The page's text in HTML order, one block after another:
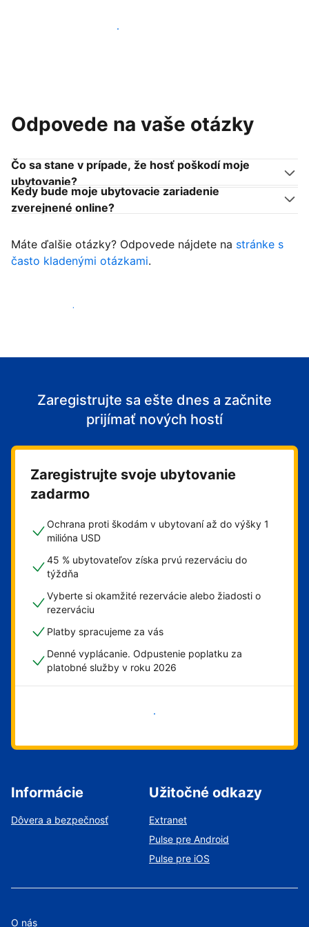
Pridať sa k podobným ubytovateľom
Odpovede na vaše otázky
Čo sa stane v prípade, že hosť poškodí moje
ubytovanie?
Kedy bude moje ubytovacie zariadenie
zverejnené online?
Máte ďalšie otázky? Odpovede nájdete na stránke s
často kladenými otázkami.
Začať prijímať hostí
Zaregistrujte sa ešte dnes a začnite
prijímať nových hostí
Zaregistrujte svoje ubytovanie
zadarmo
Ochrana proti škodám v ubytovaní až do výšky 1
milióna USD
45 % ubytovateľov získa prvú rezerváciu do
týždňa
Vyberte si okamžité rezervácie alebo žiadosti o
rezerváciu
Platby spracujeme za vás
Denné vyplácanie. Odpustenie poplatku za
platobné služby v roku 2026
Informácie
Dôvera a bezpečnosť
Užitočné odkazy
Extranet
Pulse pre Android
Pulse pre iOS
O nás